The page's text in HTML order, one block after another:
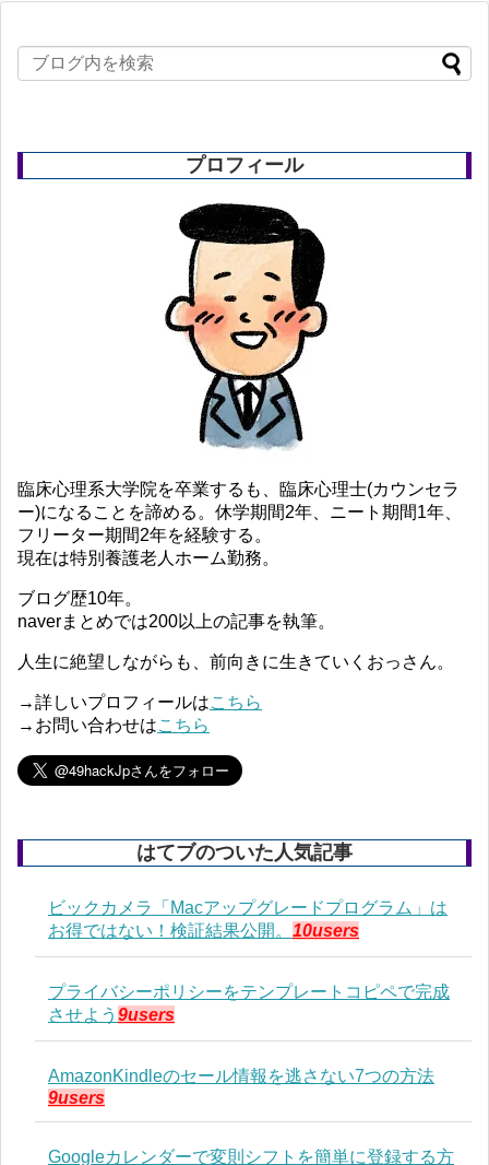
プロフィール
臨床心理系大学院を卒業するも、臨床心理士(カウンセラ
ー)になることを諦める。休学期間2年、ニート期間1年、
フリーター期間2年を経験する。
現在は特別養護老人ホーム勤務。
ブログ歴10年。
naverまとめでは200以上の記事を執筆。
人生に絶望しながらも、前向きに生きていくおっさん。
→詳しいプロフィールはこちら
→お問い合わせはこちら
はてブのついた人気記事
ビックカメラ「Macアップグレードプログラム」は
お得ではない！検証結果公開。 10users
プライバシーポリシーをテンプレートコピペで完成
させよう 9users
AmazonKindleのセール情報を逃さない7つの方法
9users
Googleカレンダーで変則シフトを簡単に登録する方